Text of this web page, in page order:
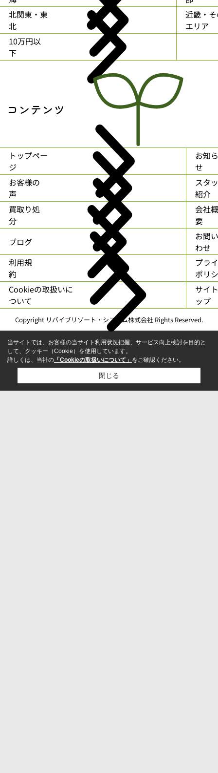
北関東・東
北
近畿・
エリア
10万円以
下
コンテンツ
トップペー
ジ
お知ら
せ
お客様の
声
スタ
紹介
買取り処
分
会社概
要
ブログ
お問
わせ
利用規
約
プラ
ポリ
Cookieの取扱いに
ついて
サイ
ップ
Copyright リバイブリゾート・システム株式会社 Rights Reserved.
当サイトでは、お客様の当サイト利用状況把握、サービス向上検討を目的と
して、クッキー（Cookie）を使用しています。
詳しくは、当社の 「Cookieの取扱いについて」 をご確認ください。
閉じる